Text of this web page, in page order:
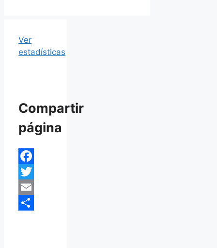
Ver
estadísticas
Compartir
página
Facebook
Twitter
Email